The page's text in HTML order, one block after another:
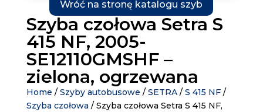
Wróć na stronę katalogu szyb
Szyba czołowa Setra S
415 NF, 2005-
SE12110GMSHF –
zielona, ogrzewana
Home / Szyby autobusowe / SETRA/ S 415 NF/
Szyba czołowa / Szyba czołowa Setra S 415 NF,